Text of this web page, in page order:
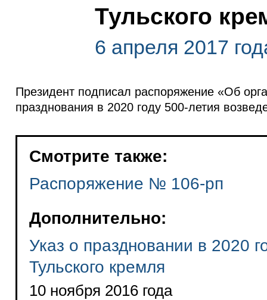
Тульского
6 апреля 2017
Президент подписал распоряжение «Об
празднования в 2020 году 500-летия
Смотрите также:
Распоряжение № 106-рп
Дополнительно:
Указ о праздновании в 2020
Тульского кремля
10 ноября 2016 года